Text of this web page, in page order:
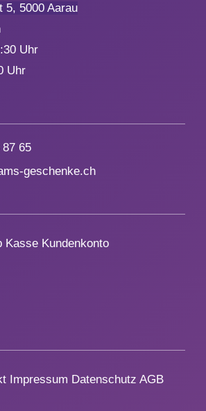
5, 5000 Aarau
Uhr
Uhr
87 65
geschenke.ch
Kasse Kundenkonto
Impressum Datenschutz AGB